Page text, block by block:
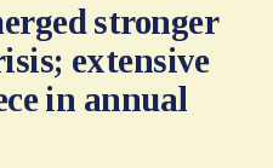
stronger
extensive
in annual